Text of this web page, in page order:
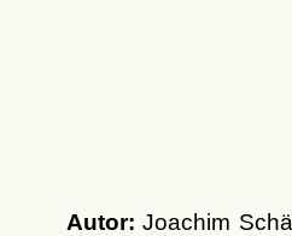
Autor: Joachim